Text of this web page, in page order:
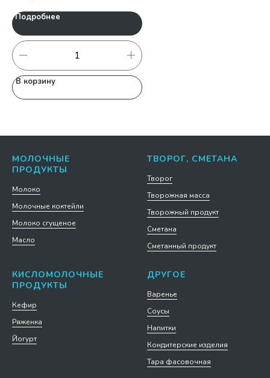
Подробнее
В корзину
МОЛОЧНЫЕ
ПРОДУКТЫ
Молоко
Молочные коктейли
Молоко сгущеное
Масло
ТВОРОГ, СМЕТАНА
Творог
Творожная масса
Творожный продукт
Сметана
Сметанный продукт
КИСЛОМОЛОЧНЫЕ
ПРОДУКТЫ
Кефир
Ряженка
Йогурт
ДРУГОЕ
Варенье
Соусы
Напитки
Кондитерские изделия
Тара фасовочная